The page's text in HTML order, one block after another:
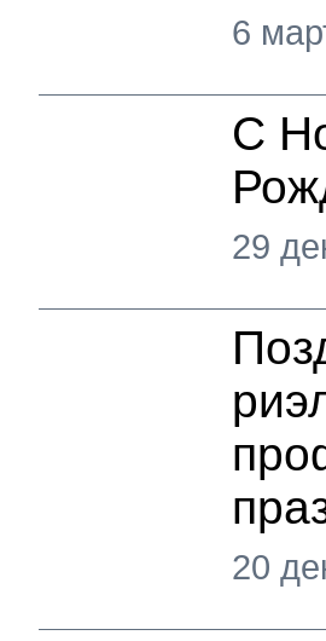
6
С
29
20